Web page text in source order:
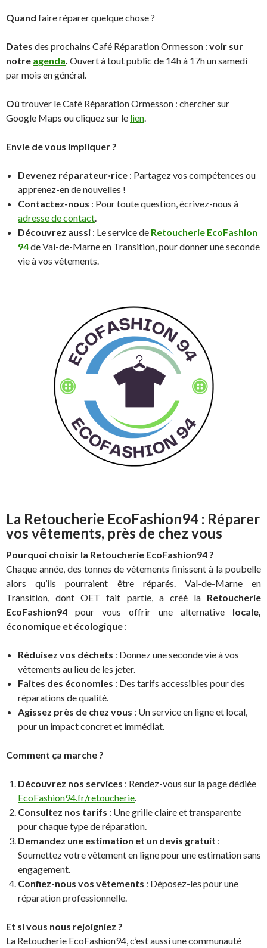
Quand faire réparer quelque chose ?
Dates des prochains Café Réparation Ormesson : voir sur
notre agenda Ouvert à tout public de 14h à 17h un samedi
par mois en général.
Où trouver le Café Réparation Ormesson : chercher sur
Google Maps ou cliquez sur le lien
Envie de vous impliquer ?
Devenez réparateur·rice : Partagez vos compétences ou
apprenez-en de nouvelles !
Contactez-nous : Pour toute question, écrivez-nous à
adresse de contact
Découvrez aussi : Le service de Retoucherie EcoFashion
94de Val-de-Marne en Transition, pour donner une seconde
vie à vos vêtements.
La Retoucherie EcoFashion94 : Réparer
vos vêtements, près de chez vous
Pourquoi choisir la Retoucherie EcoFashion94 ?
Chaque année, des tonnes de vêtements finissent à la poubelle
alors qu’ils pourraient être réparés. Val-de-Marne en
Transition, dont OET fait partie, a créé la Retoucherie
EcoFashion94 pour vous offrir une alternative locale,
économique et écologique :
Réduisez vos déchets : Donnez une seconde vie à vos
vêtements au lieu de les jeter.
Faites des économies : Des tarifs accessibles pour des
réparations de qualité.
Agissez près de chez vous : Un service en ligne et local,
pour un impact concret et immédiat.
Comment ça marche ?
Découvrez nos services : Rendez-vous sur la page dédiée
EcoFashion94.fr/retoucherie
Consultez nos tarifs : Une grille claire et transparente
pour chaque type de réparation.
Demandez une estimation et un devis gratuit :
Soumettez votre vêtement en ligne pour une estimation sans
engagement.
Confiez-nous vos vêtements : Déposez-les pour une
réparation professionnelle.
Et si vous nous rejoigniez ?
La Retoucherie EcoFashion94, c’est aussi une communauté